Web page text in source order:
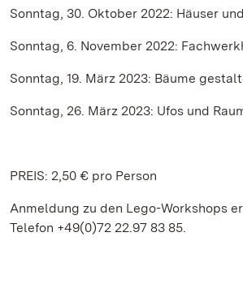
Sonntag, 30. Oktober 2022: Häuser
Sonntag, 6. November 2022:
Sonntag, 19. März 2023: Bäume
Sonntag, 26. März 2023: Ufos und
PREIS: 2,50 € pro Person
Anmeldung zu den Lego-Workshops
Telefon +49(0)72 22.97 83 85.